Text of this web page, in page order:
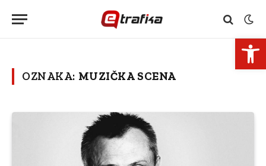
OZNAKA: MUZIČKA SCENA